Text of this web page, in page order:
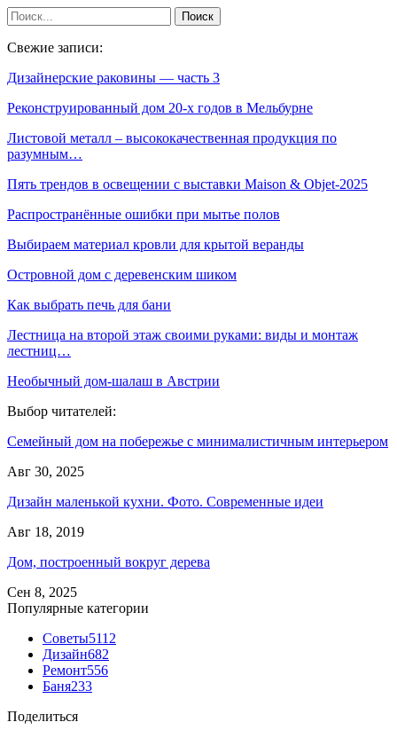
Свежие записи:
Дизайнерские раковины — часть 3
Реконструированный дом 20-х годов в Мельбурне
Листовой металл – высококачественная продукция по
разумным…
Пять трендов в освещении с выставки Maison & Objet-2025
Распространённые ошибки при мытье полов
Выбираем материал кровли для крытой веранды
Островной дом с деревенским шиком
Как выбрать печь для бани
Лестница на второй этаж своими руками: виды и монтаж
лестниц…
Необычный дом-шалаш в Австрии
Выбор читателей:
Семейный дом на побережье с минималистичным интерьером
Авг 30, 2025
Дизайн маленькой кухни. Фото. Современные идеи
Авг 18, 2019
Дом, построенный вокруг дерева
Сен 8, 2025
Популярные категории
Советы5112
Дизайн682
Ремонт556
Баня233
Поделиться